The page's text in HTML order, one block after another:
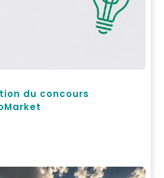
du concours